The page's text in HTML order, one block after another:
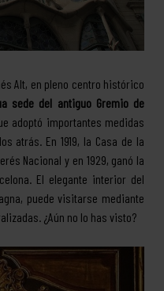
Alt, en pleno centro histórico
sede del antiguo Gremio de
adoptó importantes medidas
atrás. En 1919, la Casa de la
Nacional y en 1929, ganó la
El elegante interior del
puede visitarse mediante
¿Aún no lo has visto?